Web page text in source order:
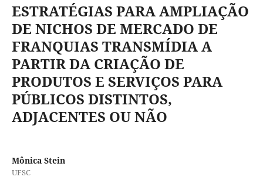
ESTRATÉGIAS PARA AMPLIAÇÃO
DE NICHOS DE MERCADO DE
FRANQUIAS TRANSMÍDIA A
PARTIR DA CRIAÇÃO DE
PRODUTOS E SERVIÇOS PARA
PÚBLICOS DISTINTOS,
ADJACENTES OU NÃO
Mônica Stein
UFSC